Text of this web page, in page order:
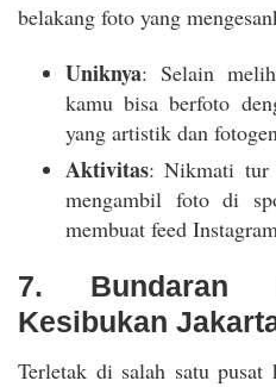
belakang foto yang
Uniknya: Selain
kamu bisa berfoto
yang artistik dan
Aktivitas: Nikmati tur
mengambil foto di
membuat feed
7.
Kesibukan
Terletak di salah satu pusat